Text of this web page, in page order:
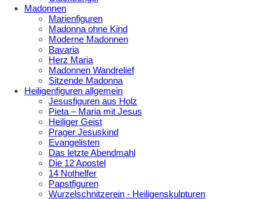
Madonnen
Marienfiguren
Madonna ohne Kind
Moderne Madonnen
Bavaria
Herz Maria
Madonnen Wandrelief
Sitzende Madonna
Heiligenfiguren allgemein
Jesusfiguren aus Holz
Pieta – Maria mit Jesus
Heiliger Geist
Prager Jesuskind
Evangelisten
Das letzte Abendmahl
Die 12 Apostel
14 Nothelfer
Papstfiguren
Wurzelschnitzerein - Heiligenskulpturen